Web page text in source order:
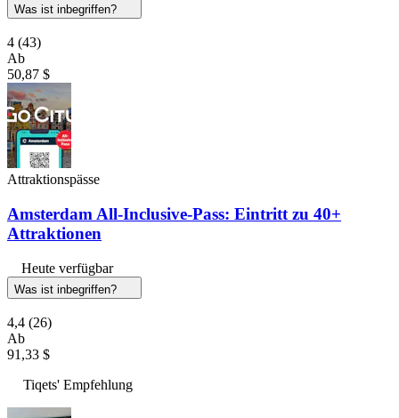
Was ist inbegriffen?
4 (43)
Ab
50,87 $
Attraktionspässe
Amsterdam All-Inclusive-Pass: Eintritt zu 40+
Attraktionen
Heute verfügbar
Was ist inbegriffen?
4,4 (26)
Ab
91,33 $
Tiqets' Empfehlung